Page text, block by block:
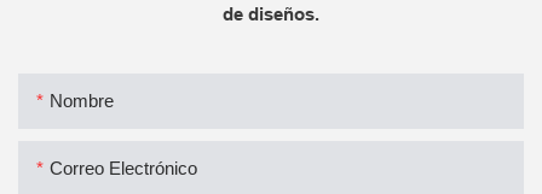
de diseños.
Nombre
Correo Electrónico